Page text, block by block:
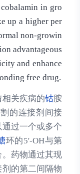
in gro
up a higher per
non-growin
advantageous
and enhance
free drug.
关疾病的钴胺
的连接剂间接
过一个或多个
环的5'-OH与第
药物通过其现
的第二间隔物